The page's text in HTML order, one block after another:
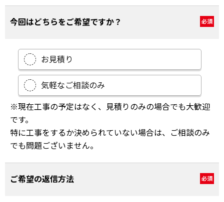
今回はどちらをご希望ですか？ 必須
お見積り
気軽なご相談のみ
※現在工事の予定はなく、見積りのみの場合でも大歓迎
です。
特に工事をするか決められていない場合は、ご相談のみ
でも問題ございません。
ご希望の返信方法 必須